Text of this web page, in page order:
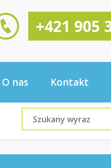
+421 905
O nas Kontakt